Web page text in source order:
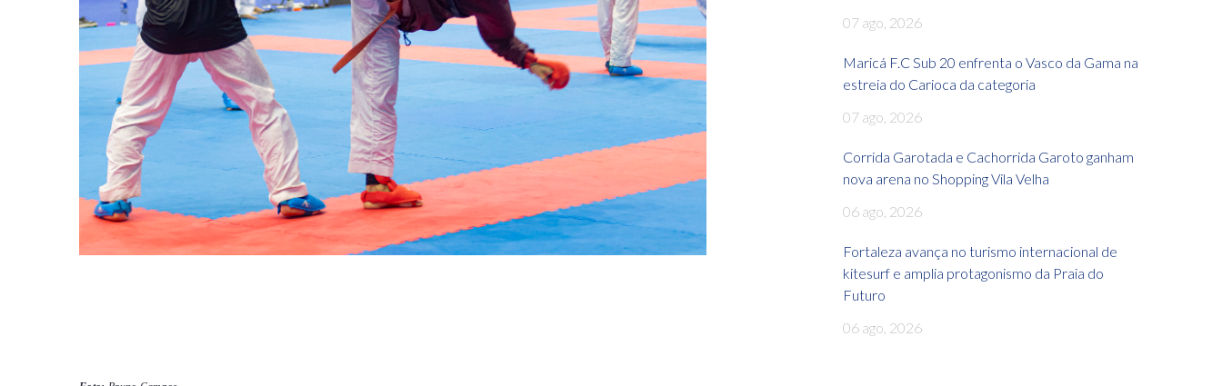
07 ago, 2026
Maricá F.C Sub 20 enfrenta o Vasco da Gama na
estreia do Carioca da categoria
07 ago, 2026
Corrida Garotada e Cachorrida Garoto ganham
nova arena no Shopping Vila Velha
06 ago, 2026
Fortaleza avança no turismo internacional de
kitesurf e amplia protagonismo da Praia do
Futuro
06 ago, 2026